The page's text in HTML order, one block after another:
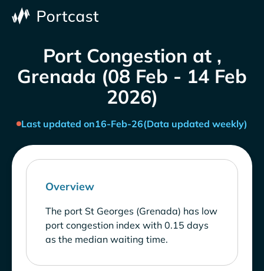
Port Congestion at ,
Grenada (08 Feb - 14 Feb
2026)
Last updated on16-Feb-26(Data updated weekly)
Overview
The port St Georges (Grenada) has low
port congestion index with 0.15 days
as the median waiting time.